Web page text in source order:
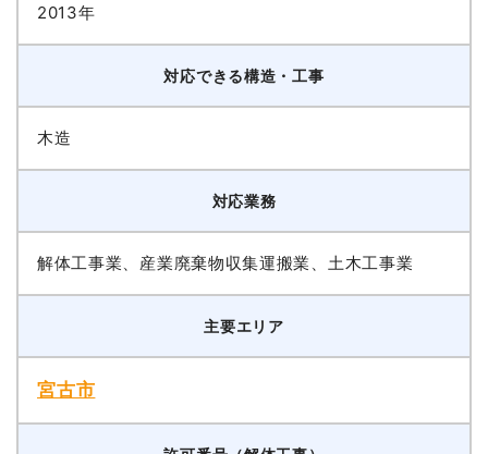
2013年
対応できる構造・工事
木造
対応業務
解体工事業、産業廃棄物収集運搬業、土木工事業
主要エリア
宮古市